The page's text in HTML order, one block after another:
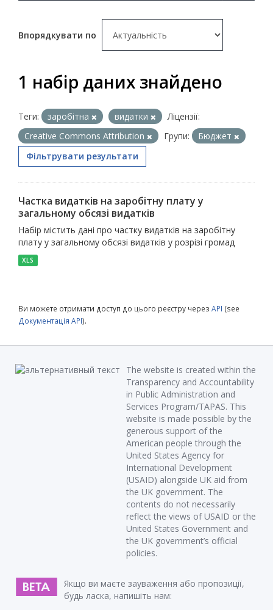
Впорядкувати по
1 набір даних знайдено
Теги: заробітна видатки
Ліцензії:
Creative Commons Attribution
Групи:
Бюджет
Фільтрувати результати
Частка видатків на заробітну плату у
загальному обсязі видатків
Набір містить дані про частку видатків на заробітну
плату у загальному обсязі видатків у розрізі громад
XLS
Ви можете отримати доступ до цього реєстру через API (see
Документація API).
The website is created within the
Transparency and Accountability
in Public Administration and
Services Program/TAPAS. This
website is made possible by the
generous support of the
American people through the
United States Agency for
International Development
(USAID) alongside UK aid from
the UK government. The
contents do not necessarily
reflect the views of USAID or the
United States Government and
the UK government’s official
policies.
Якщо ви маєте зауваження або пропозиції,
будь ласка, напишіть нам: